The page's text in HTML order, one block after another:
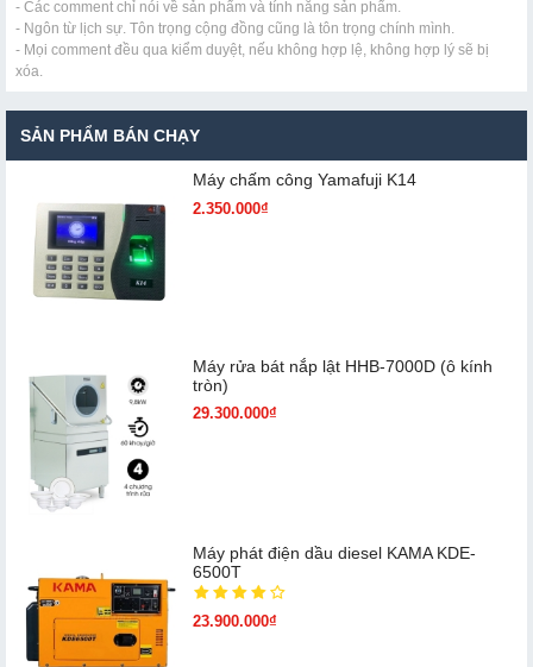
- Các comment chỉ nói về sản phẩm và tính năng sản phẩm.
- Ngôn từ lịch sự. Tôn trọng cộng đồng cũng là tôn trọng chính mình.
- Mọi comment đều qua kiểm duyệt, nếu không hợp lệ, không hợp lý sẽ bị
xóa.
SẢN PHẨM BÁN CHẠY
Máy chấm cô​ng Yamafuji K14
2.350.000₫
Máy rửa bát nắp lật HHB-7000D (ô kính
tròn)
29.300.000₫
Máy phát điện dầu diesel KAMA KDE-
6500T
23.900.000₫